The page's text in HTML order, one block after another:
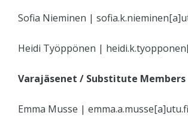
Sofia Nieminen |
Heidi Työppönen |
Varajäsenet / Substitute Members
Emma Musse | emma.a.musse[a]utu.fi